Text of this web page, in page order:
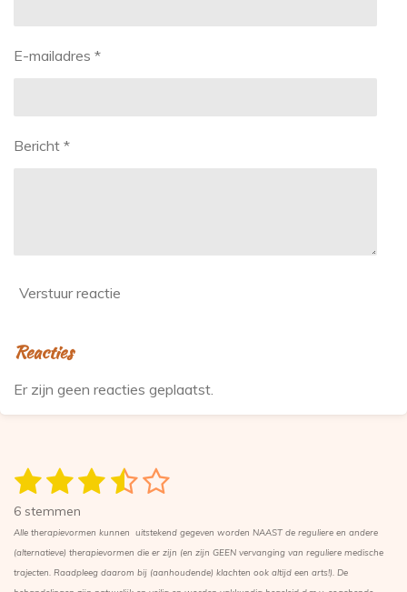
E-mailadres *
Bericht *
Verstuur reactie
Reacties
Er zijn geen reacties geplaatst.
R
a
t
i
n
g
1
s
t
e
2
s
t
e
3
s
t
e
4
t
e
5
t
e
S
m
e
n
6 stemmen
Alle therapievormen kunnen uitstekend gegeven worden NAAST de reguliere en andere
(alternatieve) therapievormen die er zijn (en zijn GEEN vervanging van reguliere medische
trajecten. Raadpleeg daarom bij (aanhoudende) klachten ook altijd een arts!). De